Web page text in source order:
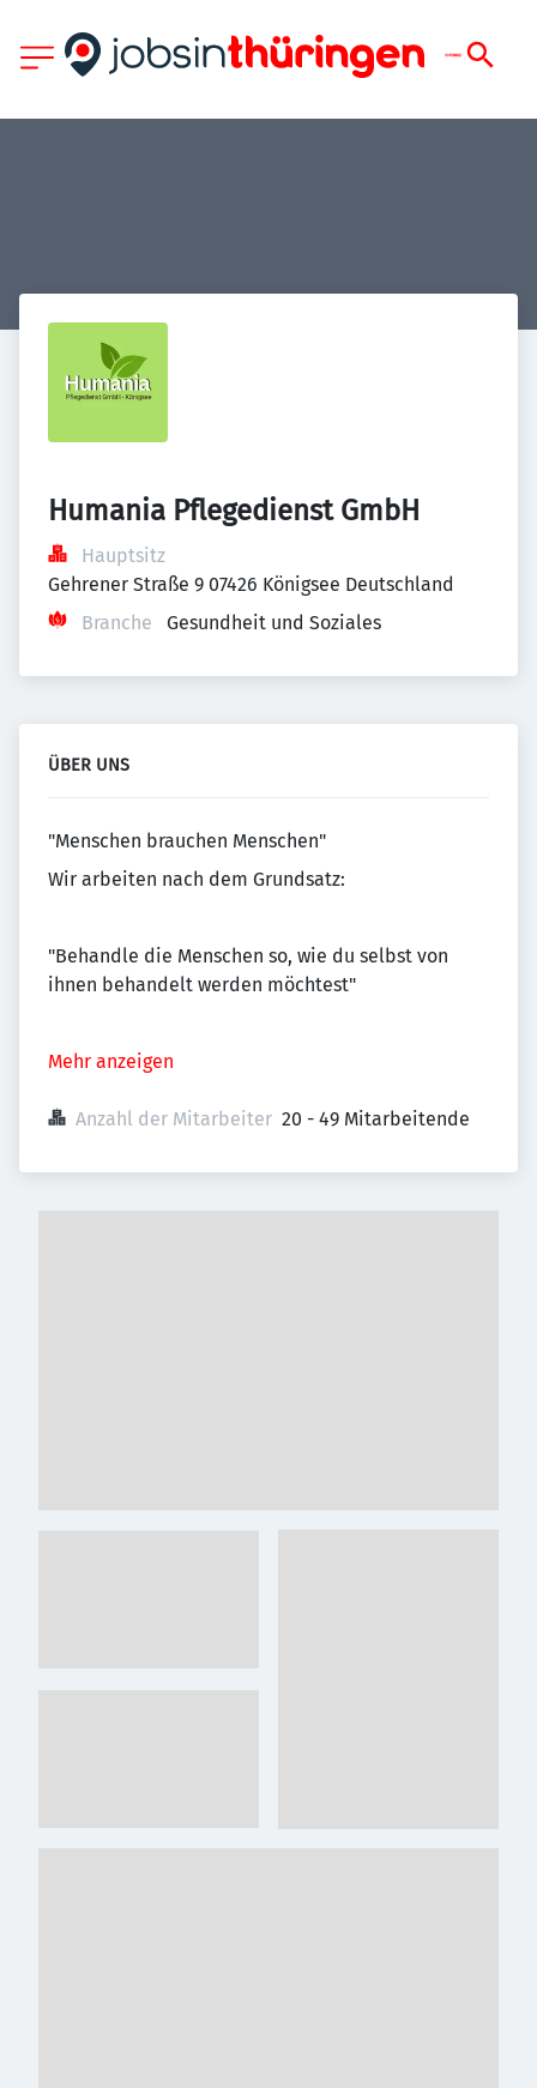
Humania Pflegedienst GmbH
Hauptsitz
Gehrener Straße 9 07426 Königsee Deutschland
Branche
Gesundheit und Soziales
ÜBER UNS
"Menschen brauchen Menschen"
Wir arbeiten nach dem Grundsatz:
"Behandle die Menschen so, wie du selbst von
ihnen behandelt werden möchtest"
Mehr anzeigen
Anzahl der Mitarbeiter 20 - 49 Mitarbeitende